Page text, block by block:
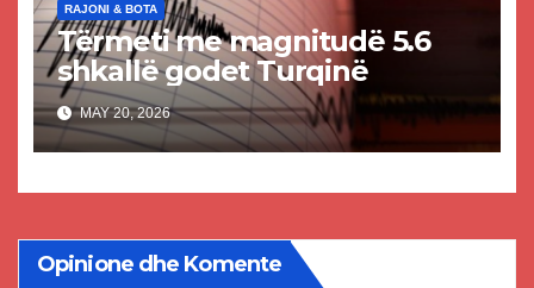
RAJONI & BOTA
Tërmeti me magnitudë 5.6
shkallë godet Turqinë
MAY 20, 2026
Opinione dhe Komente